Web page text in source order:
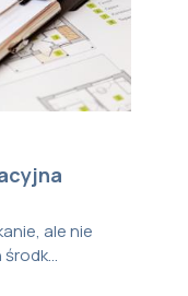
ale nie